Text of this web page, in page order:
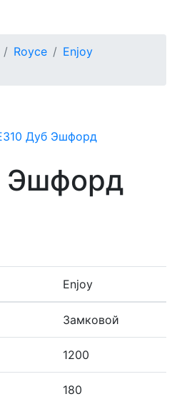
Royce
Enjoy
Эшфорд
Enjoy
Замковой
1200
180